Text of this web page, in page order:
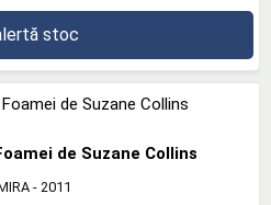
stoc
de Suzane Collins
- 2011